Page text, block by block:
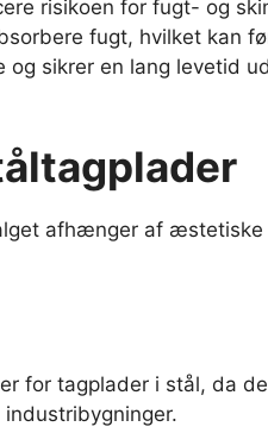
risikoen for fugt- og
fugt, hvilket kan
sikrer en lang levetid
afhænger af æstetiske
for tagplader i stål, da